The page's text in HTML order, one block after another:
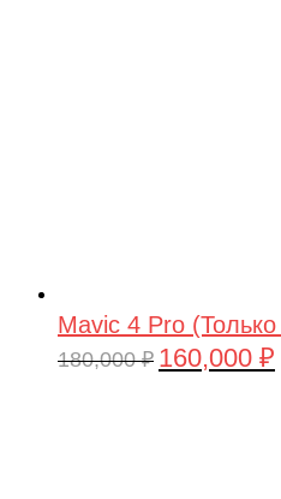
Mavic 4 Pro
180,000₽ 160,000 ₽